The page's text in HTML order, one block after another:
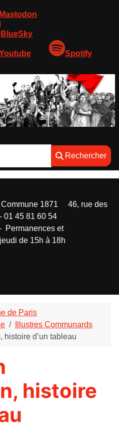
Mastodon
BlueSky
Spotify
Rechercher
de Paris
Illustres Communards
d’un tableau
histoire
Commune 1871 46, rue des
01 45 81 60 54
Permanences et
de 15h à 18h